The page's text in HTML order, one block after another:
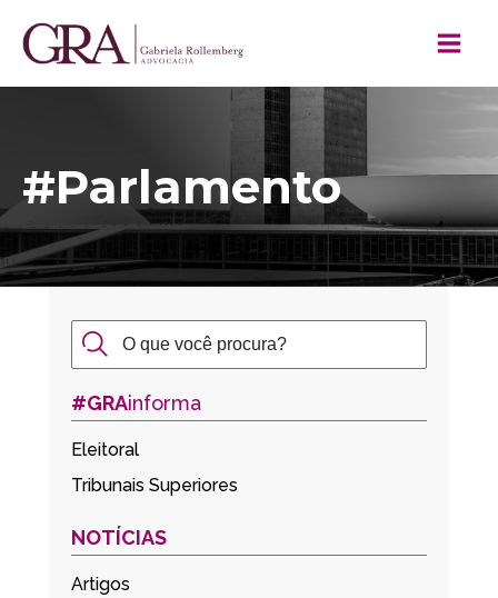
#Parlamento
#GRAinforma
Eleitoral
Tribunais Superiores
NOTÍCIAS
Artigos